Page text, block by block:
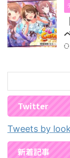
Twitter
Tweets by
新着記事